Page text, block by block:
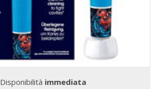
Disponibilità immediata